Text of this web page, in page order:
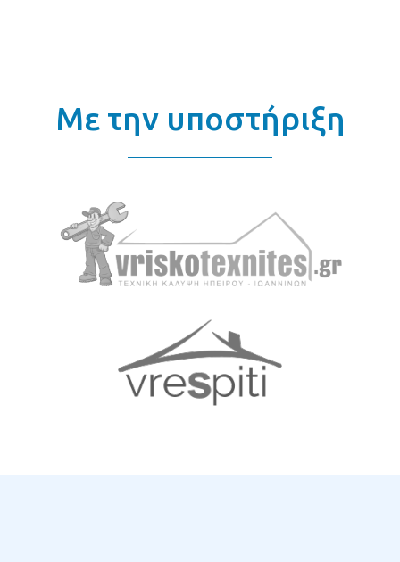
Με την υποστήριξη